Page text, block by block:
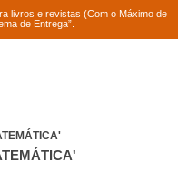
livros e revistas (Com o Máximo de
de Entrega”.